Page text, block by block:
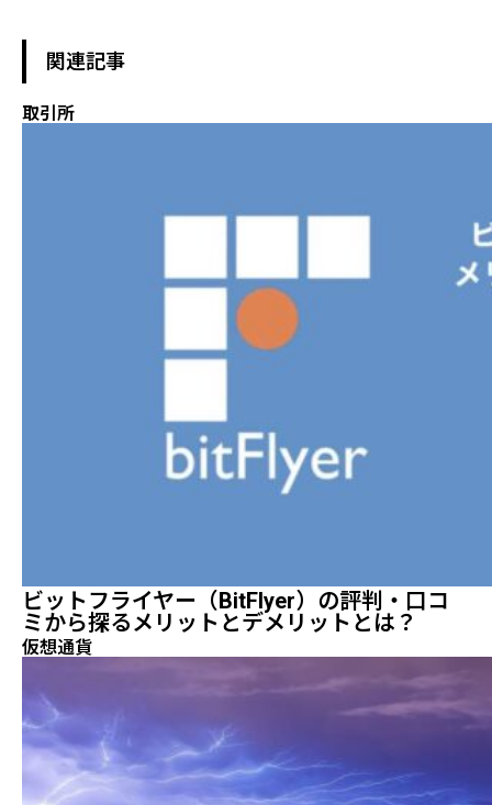
関連記事
取引所
ビットフライヤー（bitFlyer）の評判・口コ
ミから探るメリットとデメリットとは？
仮想通貨